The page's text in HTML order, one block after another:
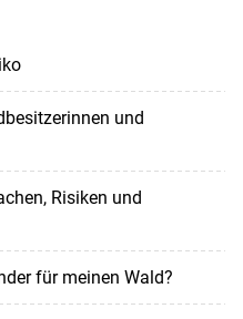
und
Risiken und
für meinen Wald?